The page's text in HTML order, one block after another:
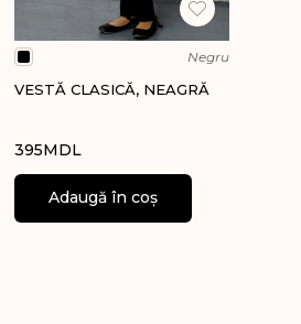
Negru
VESTĂ CLASICĂ, NEAGRĂ
395MDL
Adaugă în coș